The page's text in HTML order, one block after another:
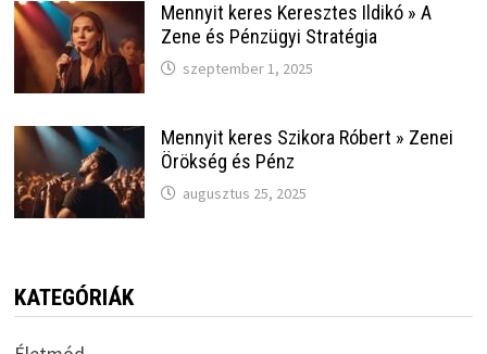
Mennyit keres Keresztes Ildikó » A
Zene és Pénzügyi Stratégia
szeptember 1, 2025
Mennyit keres Szikora Róbert » Zenei
Örökség és Pénz
augusztus 25, 2025
KATEGÓRIÁK